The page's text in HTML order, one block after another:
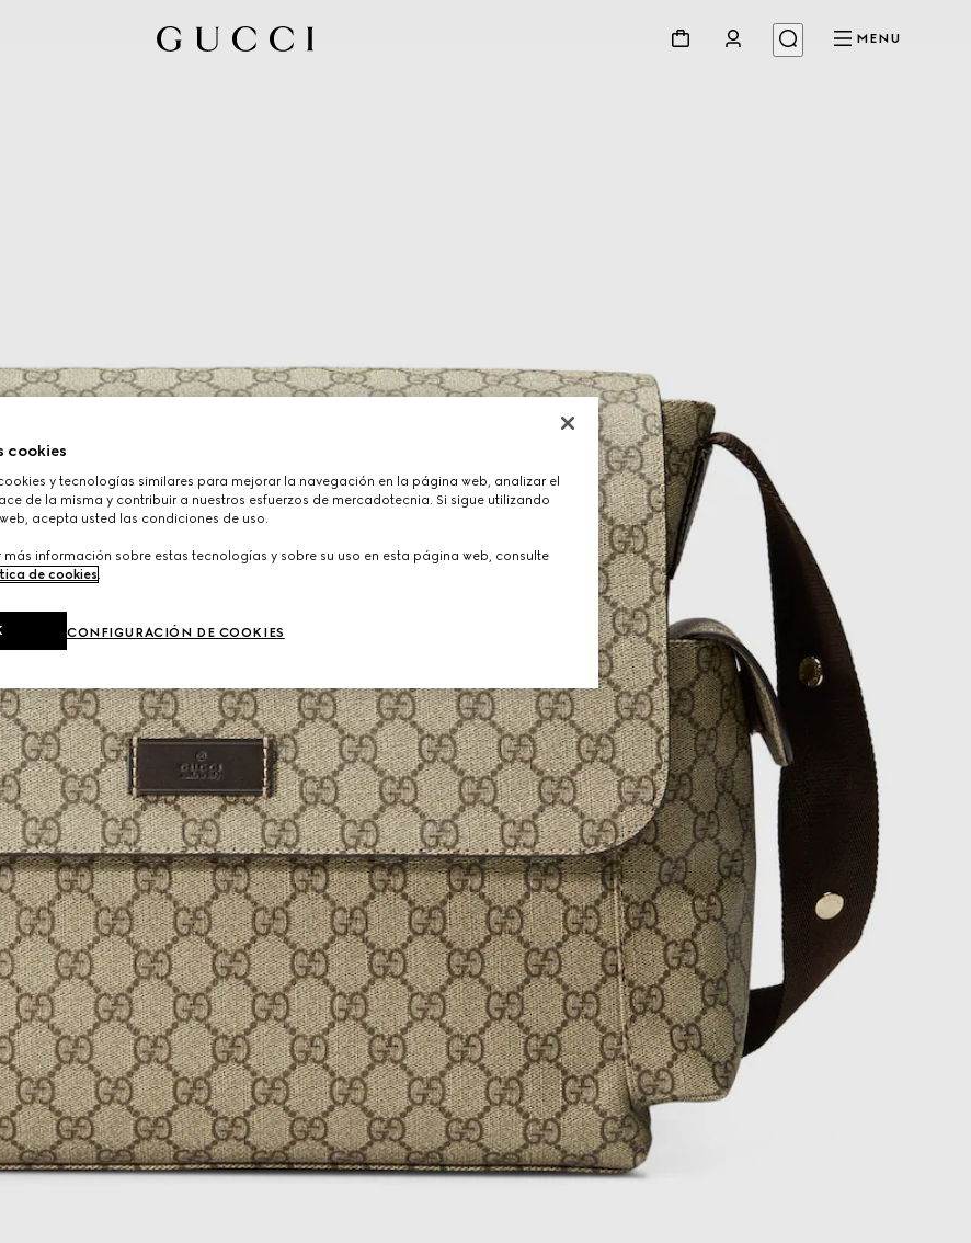
MENU
cookies
y tecnologías similares para mejorar la navegación en la página web, analizar el
de la misma y contribuir a nuestros esfuerzos de mercadotecnia. Si sigue utilizando
acepta usted las condiciones de uso.
más información sobre estas tecnologías y sobre su uso en esta página web, consulte
de cookies.
CONFIGURACIÓN DE COOKIES